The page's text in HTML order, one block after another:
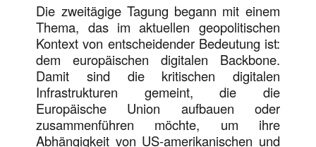
Die zweitägige Tagung begann mit einem
Thema, das im aktuellen geopolitischen
Kontext von entscheidender Bedeutung ist:
dem europäischen digitalen Backbone.
Damit sind die kritischen digitalen
Infrastrukturen gemeint, die die
Europäische Union aufbauen oder
zusammenführen möchte, um ihre
Abhängigkeit von US-amerikanischen und